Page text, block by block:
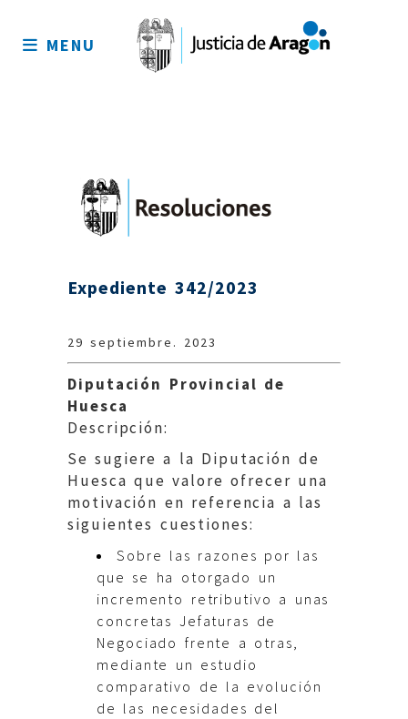
sitio
MENU
Expediente 342/2023
29 septiembre. 2023
Diputación Provincial de
Huesca
Descripción:
Se sugiere a la Diputación de
Huesca que valore ofrecer una
motivación en referencia a las
siguientes cuestiones:
Sobre las razones por las
que se ha otorgado un
incremento retributivo a unas
concretas Jefaturas de
Negociado frente a otras,
mediante un estudio
comparativo de la evolución
de las necesidades del